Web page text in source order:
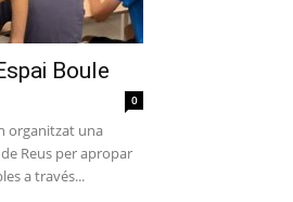
Boule
0
organitzat una
Reus per apropar
a través...